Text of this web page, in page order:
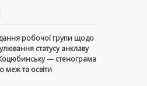
робочої групи щодо
статусу анклаву
— стенограма
меж та освіти